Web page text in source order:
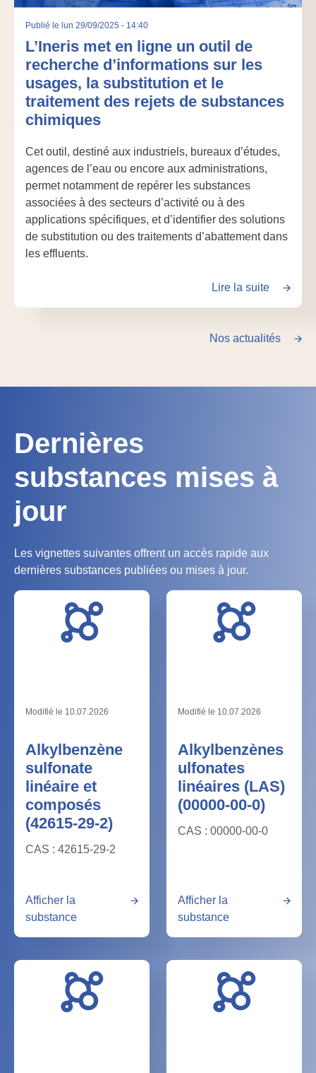
Publié le lun 29/09/2025 - 14:40
L’Ineris met en ligne un outil de
recherche d’informations sur les
usages, la substitution et le
traitement des rejets de substances
chimiques
Cet outil, destiné aux industriels, bureaux d’études,
agences de l’eau ou encore aux administrations,
permet notamment de repérer les substances
associées à des secteurs d’activité ou à des
applications spécifiques, et d’identifier des solutions
de substitution ou des traitements d’abattement dans
les effluents.
Lire la suite
Nos actualités
Dernières
substances mises à
jour
Les vignettes suivantes offrent un accès rapide aux
dernières substances publiées ou mises à jour.
Modifié le 10.07.2026
Alkylbenzène
sulfonate
linéaire et
composés
(42615-29-2)
CAS : 42615-29-2
Afficher la
substance
Modifié le 10.07.2026
Alkylbenzènes
ulfonates
linéaires (LAS)
(00000-00-0)
CAS : 00000-00-0
Afficher la
substance